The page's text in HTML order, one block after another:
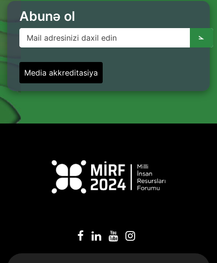
Abunə ol
Media akkreditasiya